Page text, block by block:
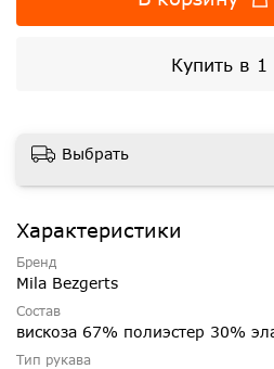
Купить в 1
Выбрать
Характеристики
Бренд
Mila Bezgerts
Состав
вискоза 67% полиэстер 30%
Тип рукава